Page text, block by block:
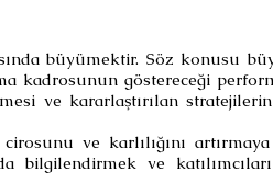
büyümektir. Söz konusu
kadrosunun göstereceği
ve kararlaştırılan
ve karlılığını
bilgilendirmek ve